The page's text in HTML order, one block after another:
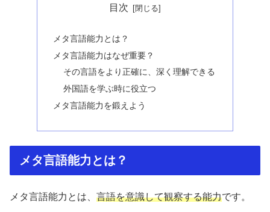
目次
メタ言語能力とは？
メタ言語能力はなぜ重要？
その言語をより正確に、深く理解できる
外国語を学ぶ時に役立つ
メタ言語能力を鍛えよう
メタ言語能力とは？
メタ言語能力とは、 言語を意識して観察する能力です。